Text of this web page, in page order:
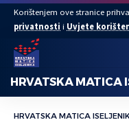
Korištenjem ove stranice
privatnosti i Uvjete
HRVATSKA MATICA
HRVATSKA MATICA